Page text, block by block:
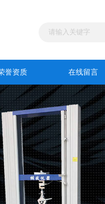
誉资质 在线留言